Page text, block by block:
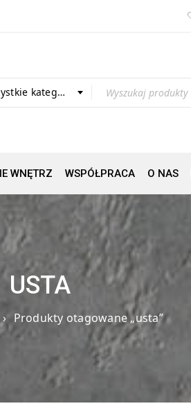
kategorie
WNĘTRZ WSPÓŁPRACA O NAS
USTA
› Produkty otagowane „usta”